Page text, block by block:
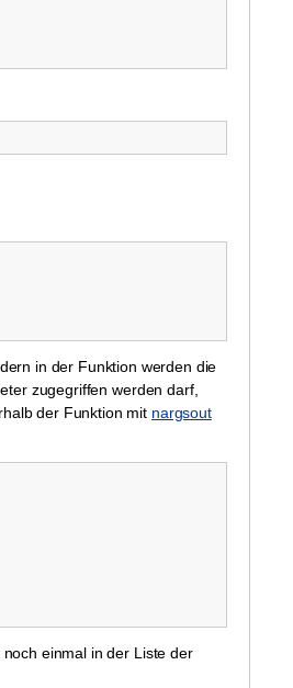
in der Funktion werden die
zugegriffen werden darf,
der Funktion mit nargsout
noch einmal in der Liste der